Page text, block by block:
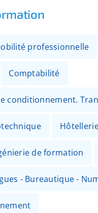
professionnelle
Comptabilité
conditionnement.
de formation
- Bureautique -